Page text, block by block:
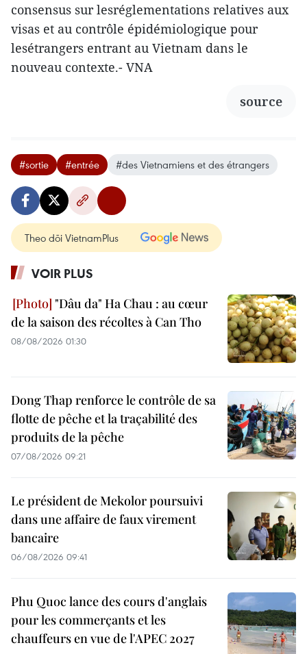
consensus sur lesréglementations relatives aux
visas et au contrôle épidémiologique pour
lesétrangers entrant au Vietnam dans le
nouveau contexte.- VNA
source
#sortie #entrée #des Vietnamiens et des étrangers
Theo dõi VietnamPlus
VOIR PLUS
"Dâu da" Ha Chau : au cœur
de la saison des récoltes à Can Tho
08/08/2026 01:30
Dong Thap renforce le contrôle de sa
flotte de pêche et la traçabilité des
produits de la pêche
07/08/2026 09:21
Le président de Mekolor poursuivi
dans une affaire de faux virement
bancaire
06/08/2026 09:41
Phu Quoc lance des cours d'anglais
pour les commerçants et les
chauffeurs en vue de l'APEC 2027